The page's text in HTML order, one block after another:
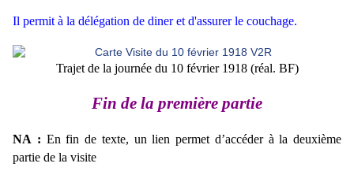
Il permit à la délégation de diner et d'assurer le couchage.
Trajet de la journée du 10 février 1918 (réal. BF)
Fin de la première partie
NA : En fin de texte, un lien permet d’accéder à la deuxième
partie de la visite